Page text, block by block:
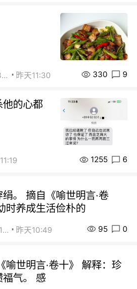
街友472838572 昨天11:30 330 9
他的心都
1255 6
。 摘自《喻世明言·卷
时养成生活俭朴的
街友21416156 昨天10:49 95 0
喻世明言·卷十》 解释：珍
福气。 感